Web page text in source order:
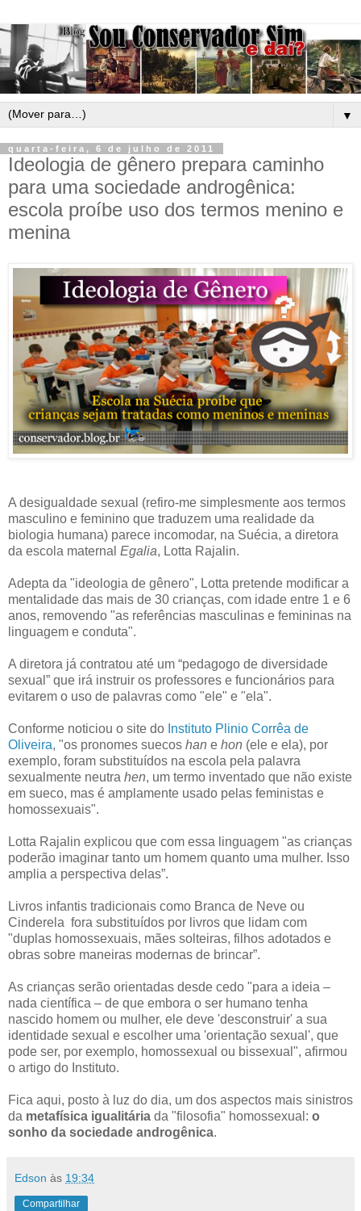
▼
quarta-feira, 6 de julho de 2011
Ideologia de gênero prepara caminho
para uma sociedade androgênica:
escola proíbe uso dos termos menino e
menina
A desigualdade sexual (refiro-me simplesmente aos termos
masculino e feminino que traduzem uma realidade da
biologia humana) parece incomodar, na Suécia, a diretora
da escola maternal Egalia, Lotta Rajalin.
Adepta da "ideologia de gênero", Lotta pretende modificar a
mentalidade das mais de 30 crianças, com idade entre 1 e 6
anos, removendo "as referências masculinas e femininas na
linguagem e conduta".
A diretora já contratou até um “pedagogo de diversidade
sexual” que irá instruir os professores e funcionários para
evitarem o uso de palavras como "ele" e "ela".
Conforme noticiou o site do Instituto Plinio Corrêa de
Oliveira, "os pronomes suecos han e hon (ele e ela), por
exemplo, foram substituídos na escola pela palavra
sexualmente neutra hen, um termo inventado que não existe
em sueco, mas é amplamente usado pelas feministas e
homossexuais".
Lotta Rajalin explicou que com essa linguagem "as crianças
poderão imaginar tanto um homem quanto uma mulher. Isso
amplia a perspectiva delas”.
Livros infantis tradicionais como Branca de Neve ou
Cinderela fora substituídos por livros que lidam com
"duplas homossexuais, mães solteiras, filhos adotados e
obras sobre maneiras modernas de brincar”.
As crianças serão orientadas desde cedo "para a ideia –
nada científica – de que embora o ser humano tenha
nascido homem ou mulher, ele deve 'desconstruir' a sua
identidade sexual e escolher uma 'orientação sexual', que
pode ser, por exemplo, homossexual ou bissexual", afirmou
o artigo do Instituto.
Fica aqui, posto à luz do dia, um dos aspectos mais sinistros
da metafísica igualitária da "filosofia" homossexual: o
sonho da sociedade androgênica.
Edson às 19:34
Compartilhar